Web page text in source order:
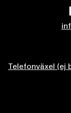
Telefonväxel (ej